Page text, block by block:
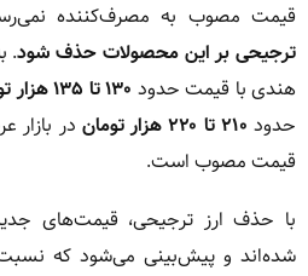
قیمت مصوب به مصرف‌کننده
ترجیحی بر این محصولات حذف شود.
هندی با قیمت حدود ۱۳۰ تا ۱۳۵ هزار تومان
حدود ۲۱۰ تا ۲۲۰ هزار تومان
در بازار
قیمت مصوب است.
با حذف ارز ترجیحی، قیمت‌های
شده‌اند و پیش‌بینی می‌شود که نسبت